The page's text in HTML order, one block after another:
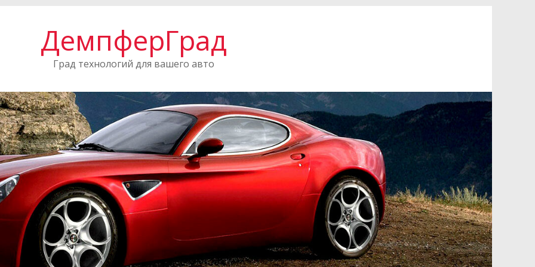
ДемпферГрад
Град технологий для вашего авто